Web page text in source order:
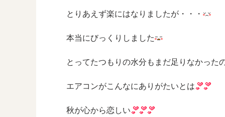
とりあえず楽にはなりましたが・・・
本当にびっくりしました
とってたつもりの水分もまだ足りなかった
エアコンがこんなにありがたいとは
秋が心から恋しい